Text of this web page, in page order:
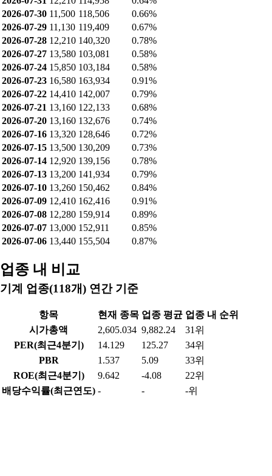
2026-07-30 11,500 118,506
0.66%
2026-07-29 11,130 119,409
0.67%
2026-07-28 12,210 140,320
0.78%
2026-07-27 13,580 103,081
0.58%
2026-07-24 15,850 103,184
0.58%
2026-07-23 16,580 163,934
0.91%
2026-07-22 14,410 142,007
0.79%
2026-07-21 13,160 122,133
0.68%
2026-07-20 13,160 132,676
0.74%
2026-07-16 13,320 128,646
0.72%
2026-07-15 13,500 130,209
0.73%
2026-07-14 12,920 139,156
0.78%
2026-07-13 13,200 141,934
0.79%
2026-07-10 13,260 150,462
0.84%
2026-07-09 12,410 162,416
0.91%
2026-07-08 12,280 159,914
0.89%
2026-07-07 13,000 152,911
0.85%
2026-07-06 13,440 155,504 0.87%
업종 내 비교
기계 업종(118개) 연간 기준
항목 현재 종목 업종 평균 업종 내 순위
시가총액
2,605.034 9,882.24
31위
PER(최근4분기)
14.129 125.27
34위
PBR
1.537 5.09
33위
ROE(최근4분기)
9.642 -4.08
22위
배당수익률(최근연도) - -
-위